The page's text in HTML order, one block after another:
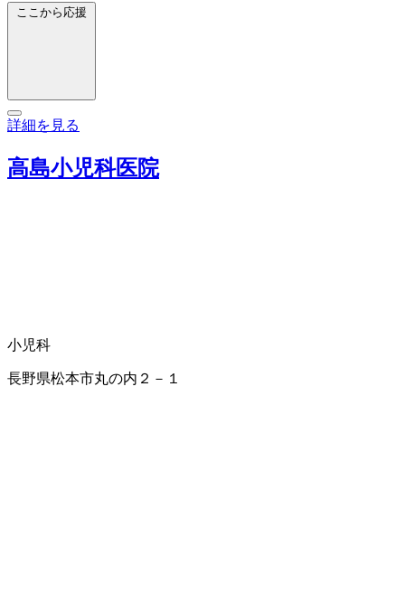
ここから応援
詳細を見る
高島小児科医院
小児科
長野県松本市丸の内２－１